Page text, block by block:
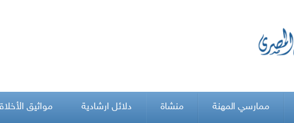
ممارسي المهنة منشاة دلائل ارشادية مواثيق